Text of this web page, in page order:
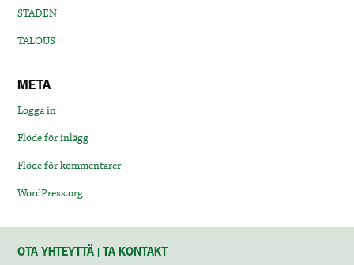
STADEN
TALOUS
META
Logga in
Flöde för inlägg
Flöde för kommentarer
WordPress.org
OTA YHTEYTTÄ | TA KONTAKT